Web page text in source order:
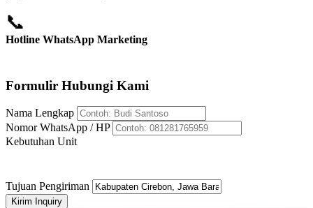
📞
Hotline WhatsApp Marketing
Formulir Hubungi Kami
Nama Lengkap
Nomor WhatsApp / HP
Kebutuhan Unit
Tujuan Pengiriman
Kirim Inquiry